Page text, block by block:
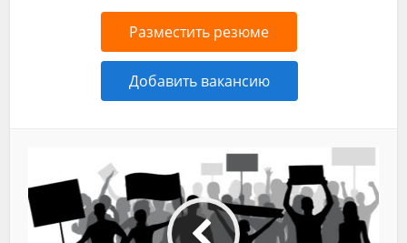
Разместить резюме
Добавить вакансию